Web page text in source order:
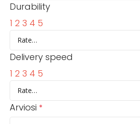
Durability
1 2 3 4 5
Delivery speed
1 2 3 4 5
Arviosi *